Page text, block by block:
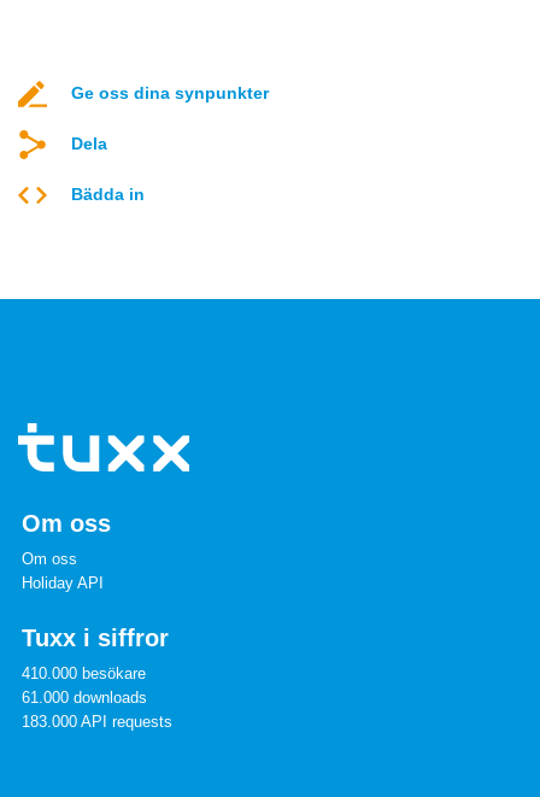
Ge oss dina synpunkter
Dela
Bädda in
Om oss
Om oss
Holiday API
Tuxx i siffror
410.000 besökare
61.000 downloads
183.000 API requests